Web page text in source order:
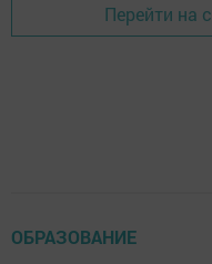
Перейти на
ОБРАЗОВАНИЕ